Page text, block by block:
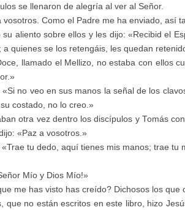
se llenaron de alegría al ver al Señor.
vosotros. Como el Padre me ha enviado, así
su aliento sobre ellos y les dijo: «Recibid el
a quienes se los retengáis, les quedan
llamado el Mellizo, no estaba con ellos
«Si no veo en sus manos la señal de los
costado, no lo creo.»
otra vez dentro los discípulos y Tomás
«Paz a vosotros.»
tu dedo, aquí tienes mis manos; trae
Mío y Dios Mío!»
me has visto has creído? Dichosos los que
que no están escritos en este libro, hizo